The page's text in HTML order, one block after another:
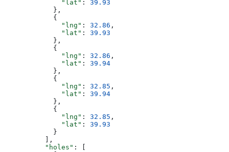
              "lat"
: 39.93
            },
            {
              "lng"
: 32.86 ,
              "lat"
: 39.93
            },
            {
              "lng"
: 32.86 ,
              "lat"
: 39.94
            },
            {
              "lng"
: 32.85 ,
              "lat"
: 39.94
            },
            {
              "lng"
: 32.85 ,
              "lat"
: 39.93
            }
          ],
          "holes"
: [